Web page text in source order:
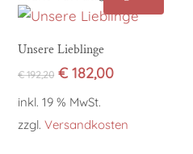
Weiterlesen
Unsere Lieblinge
€192,20 Ursprünglicher
war:
€ 192,20
€182,00Aktueller
€ 182,00.
inkl. 19 % MwSt.
zzgl.Versandkosten